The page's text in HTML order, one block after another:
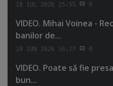
18 IUL 2026 15:55 0
VIDEO. Mihai Voinea -
banilor de...
18 IUN 2026 16:27 0
VIDEO. Poate să fie
bun...